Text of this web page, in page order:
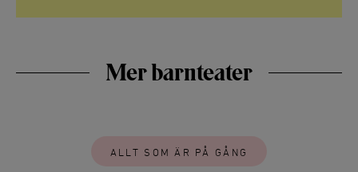
Mer barnteater
ALLT SOM ÄR PÅ GÅNG